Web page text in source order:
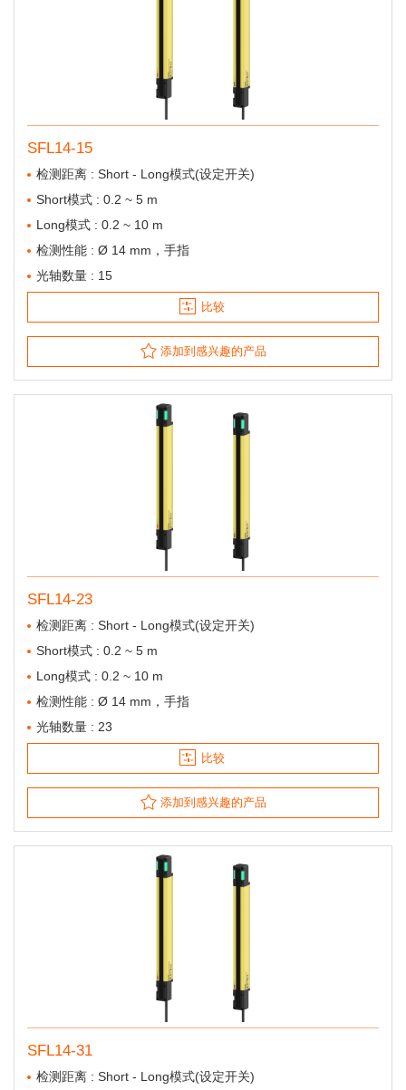
SFL14-15
检测距离 : Short - Long模式(设定开关)
Short模式 : 0.2 ~ 5 m
Long模式 : 0.2 ~ 10 m
检测性能 : Ø 14 mm，手指
光轴数量 : 15
比较
添加到感兴趣的产品
SFL14-23
检测距离 : Short - Long模式(设定开关)
Short模式 : 0.2 ~ 5 m
Long模式 : 0.2 ~ 10 m
检测性能 : Ø 14 mm，手指
光轴数量 : 23
比较
添加到感兴趣的产品
SFL14-31
检测距离 : Short - Long模式(设定开关)